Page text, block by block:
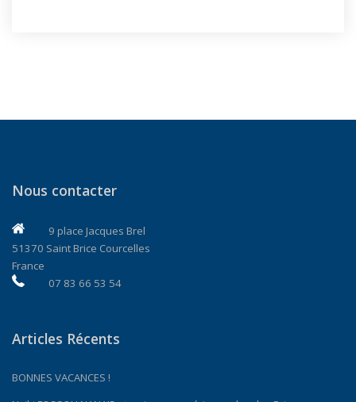
Nous contacter
9 place Jacques Brel
51370 Saint Brice Courcelles
France
07 83 66 53 54
Articles Récents
BONNES VACANCES !